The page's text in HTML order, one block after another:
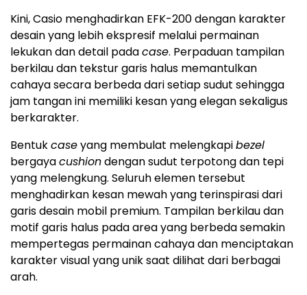
Kini, Casio menghadirkan EFK-200 dengan karakter
desain yang lebih ekspresif melalui permainan
lekukan dan detail padacase. Perpaduan tampilan
berkilau dan tekstur garis halus memantulkan
cahaya secara berbeda dari setiap sudut sehingga
jam tangan ini memiliki kesan yang elegan sekaligus
berkarakter.
Bentukcaseyang membulat melengkapibezel
bergayacushiondengan sudut terpotong dan tepi
yang melengkung. Seluruh elemen tersebut
menghadirkan kesan mewah yang terinspirasi dari
garis desain mobil premium. Tampilan berkilau dan
motif garis halus pada area yang berbeda semakin
mempertegas permainan cahaya dan menciptakan
karakter visual yang unik saat dilihat dari berbagai
arah.